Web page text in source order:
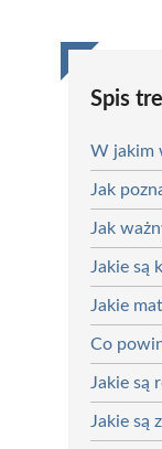
Spis
W jakim
Jak
Jak
Jakie są
Jakie
Co
Jakie są
Jakie są